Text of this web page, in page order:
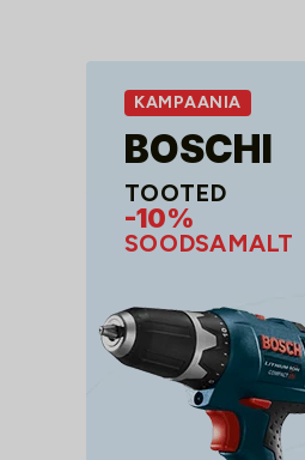
KAMPAANIA
BOSCHI
TOOTED
-10%
SOODSAMALT